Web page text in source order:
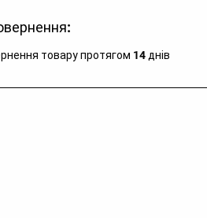
товару протягом 14 днів